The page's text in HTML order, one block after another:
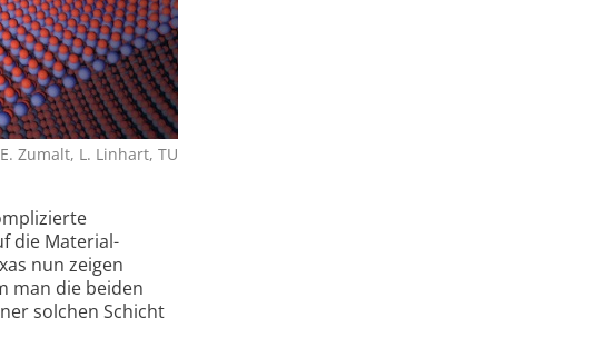
Zumalt, L. Linhart, TU
die Material­
nun zeigen
man die beiden
solchen Schicht